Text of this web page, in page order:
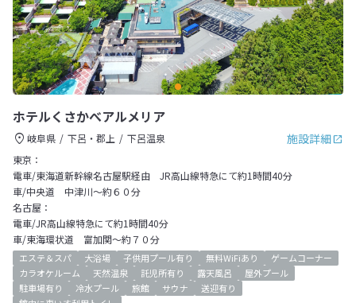
ホテルくさかべアルメリア
施設詳細
岐阜県 下呂・郡上
下呂温泉
東京：
電車/東海道新幹線名古屋駅経由 JR高山線特急にて約1時間40分
車/中央道 中津川～約６０分
名古屋：
電車/JR高山線特急にて約1時間40分
車/東海環状道 富加関～約７０分
エステ＆スパ 大浴場 子供用プール有り 無料WiFiあり
ゲームコーナー
カラオケルーム
天然温泉 託児所有り 露天風呂
屋外プール
駐車場有り
冷水プール 旅館 サウナ
送迎有り